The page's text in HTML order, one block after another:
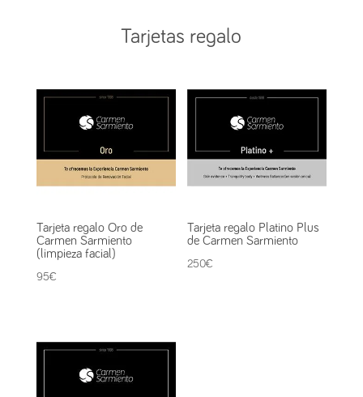
Tarjetas regalo
Tarjeta regalo Oro de
Carmen Sarmiento
(limpieza facial)
95€
Tarjeta regalo Platino Plus
de Carmen Sarmiento
250€